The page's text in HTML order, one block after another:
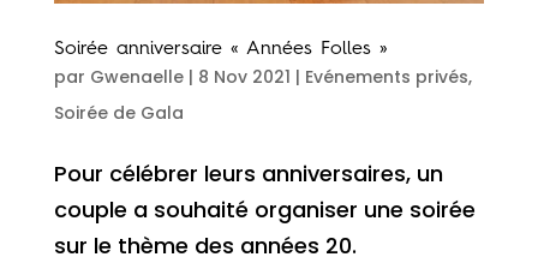
Soirée anniversaire « Années Folles »
par Gwenaelle| 8 Nov 2021 | Evénements privés,
Soirée de Gala
Pour célébrer leurs anniversaires, un
couple a souhaité organiser une soirée
sur le thème des années 20.